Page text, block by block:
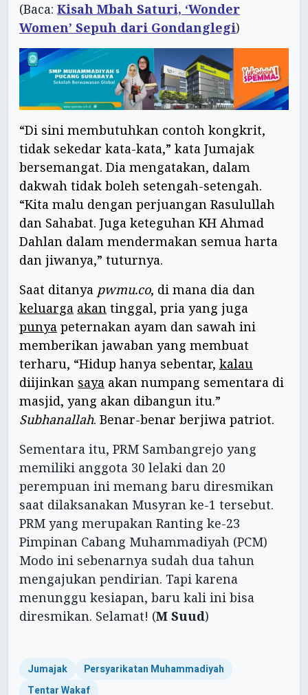
(Baca: Kisah Mbah Saturi, ‘Wonder
Women’ Sepuh dari Gondanglegi)
“Di sini membutuhkan contoh kongkrit,
tidak sekedar kata-kata,” kata Jumajak
bersemangat. Dia mengatakan, dalam
dakwah tidak boleh setengah-setengah.
“Kita malu dengan perjuangan Rasulullah
dan Sahabat. Juga keteguhan KH Ahmad
Dahlan dalam mendermakan semua harta
dan jiwanya,” tuturnya.
Saat ditanya pwmu.co, di mana dia dan
keluarga akan tinggal, pria yang juga
punya peternakan ayam dan sawah ini
memberikan jawaban yang membuat
terharu, “Hidup hanya sebentar, kalau
diijinkan saya akan numpang sementara di
masjid, yang akan dibangun itu.”
Subhanallah. Benar-benar berjiwa patriot.
Sementara itu, PRM Sambangrejo yang
memiliki anggota 30 lelaki dan 20
perempuan ini memang baru diresmikan
saat dilaksanakan Musyran ke-1 tersebut.
PRM yang merupakan Ranting ke-23
Pimpinan Cabang Muhammadiyah (PCM)
Modo ini sebenarnya sudah dua tahun
mengajukan pendirian. Tapi karena
menunggu kesiapan, baru kali ini bisa
diresmikan. Selamat! (M Suud)
Jumajak
Persyarikatan Muhammadiyah
Tentar Wakaf